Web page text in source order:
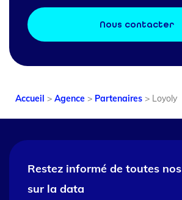
Nous contacter
Accueil > Agence > Partenaires > Loyoly
Restez informé de toutes nos
sur la data